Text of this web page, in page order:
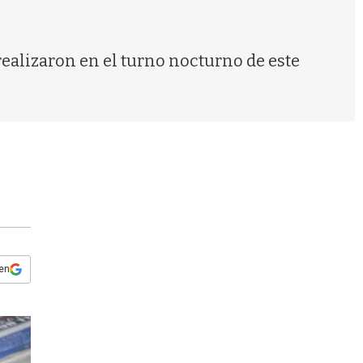
en el turno nocturno de este